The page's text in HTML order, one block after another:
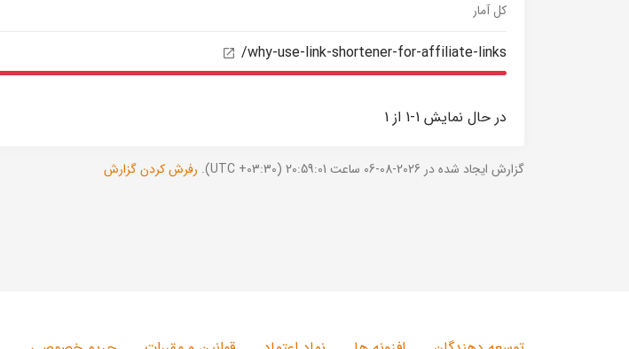
کل آمار
/why-use-link-shortener-for-affiliate-links
در حال نمایش 1-1 از 1
گزارش ایجاد شده در 2026-08-06 ساعت 20:59:01 (UTC +03:30). رفرش کردن گزارش